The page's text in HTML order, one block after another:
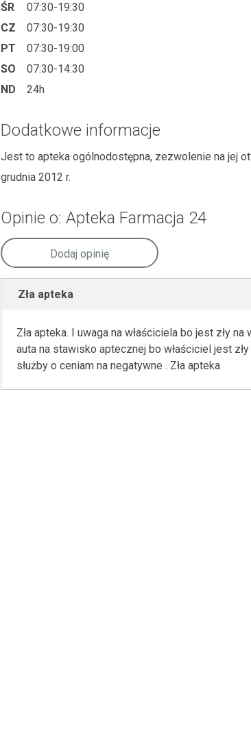
ŚR
07:30-19:30
CZ
07:30-19:30
PT
07:30-19:00
SO
07:30-14:30
ND
24h
Dodatkowe informacje
Jest to apteka ogólnodostępna, zezwolenie na jej
grudnia 2012 r.
Opinie o: Apteka Farmacja 24
Dodaj opinię
Zła apteka
Zła apteka. I uwaga na właściciela bo jest zły
auta na stawisko aptecznej bo właściciel jest
służby o ceniam na negatywne . Zła apteka